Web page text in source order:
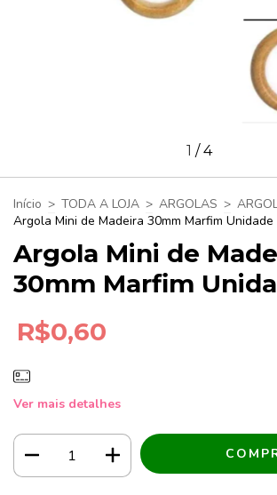
1 /4
Início > TODA A LOJA > ARGOLAS >
Argola Mini de Madeira 30mm Marfim Unidade
Argola Mini de
30mm Marfim
R$0,60
Ver mais detalhes